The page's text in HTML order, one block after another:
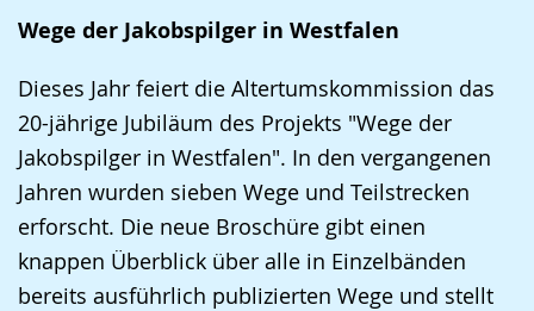
Sprache
Unterstützung.
in
Gebärdensprache
wird
angezeigt.
Wege der Jakobspilger in Westfalen
Dieses Jahr feiert die Altertumskommission das
20-jährige Jubiläum des Projekts "Wege der
Jakobspilger in Westfalen". In den vergangenen
Jahren wurden sieben Wege und Teilstrecken
erforscht. Die neue Broschüre gibt einen
knappen Überblick über alle in Einzelbänden
bereits ausführlich publizierten Wege und stellt